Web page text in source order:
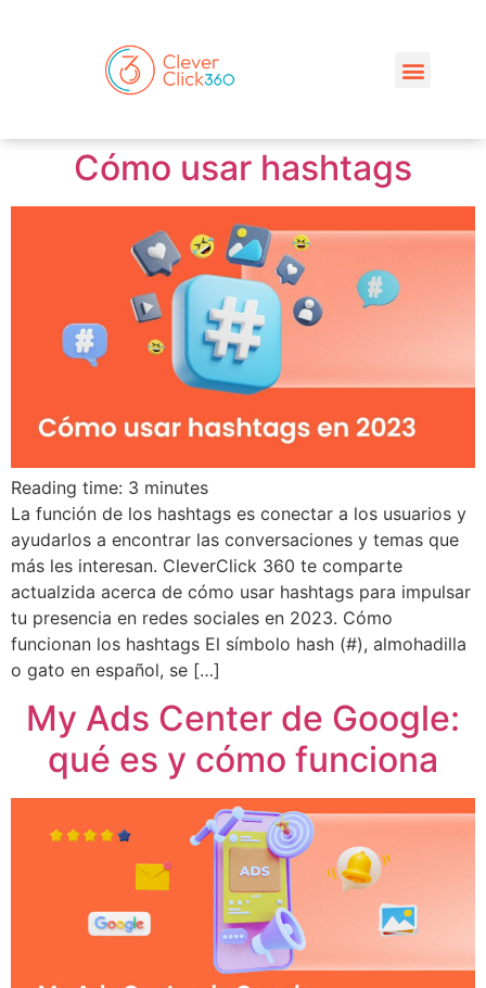
Cómo usar hashtags
Reading time: 3 minutes
La función de los hashtags es conectar a los usuarios y
ayudarlos a encontrar las conversaciones y temas que
más les interesan. CleverClick 360 te comparte
actualzida acerca de cómo usar hashtags para impulsar
tu presencia en redes sociales en 2023. Cómo
funcionan los hashtags El símbolo hash (#), almohadilla
o gato en español, se […]
My Ads Center de Google:
qué es y cómo funciona